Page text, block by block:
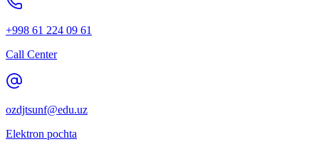
+998 61 224 09 61
Call Center
ozdjtsunf@edu.uz
Elektron pochta